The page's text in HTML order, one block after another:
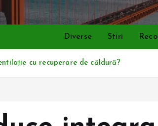
Diverse Stiri
cu recuperare de căldură?